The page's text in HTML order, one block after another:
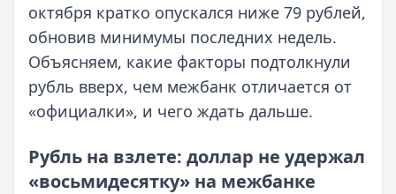
октября кратко опускался ниже 79 рублей,
обновив минимумы последних недель.
Объясняем, какие факторы подтолкнули
рубль вверх, чем межбанк отличается от
«официалки», и чего ждать дальше.
Рубль на взлете: доллар не удержал
«восьмидесятку» на межбанке